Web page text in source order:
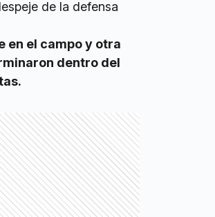
de la defensa
en el campo y otra
dentro del